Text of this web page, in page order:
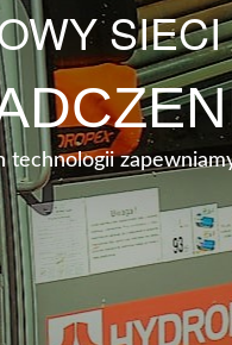
technologii